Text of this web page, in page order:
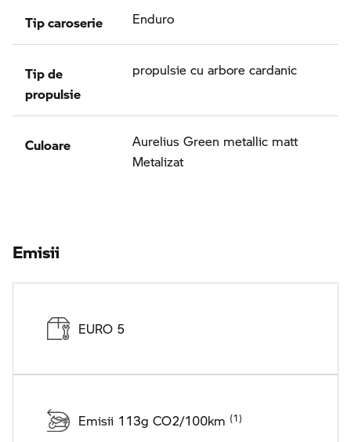
Tip caroserie Enduro
Tip de
propulsie
propulsie cu arbore cardanic
Culoare
Aurelius Green metallic matt
Metalizat
Emisii
EURO 5
Emisii 113g CO2/100km